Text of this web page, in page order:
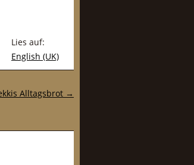
Lies auf:
English (UK)
Alltagsbrot →